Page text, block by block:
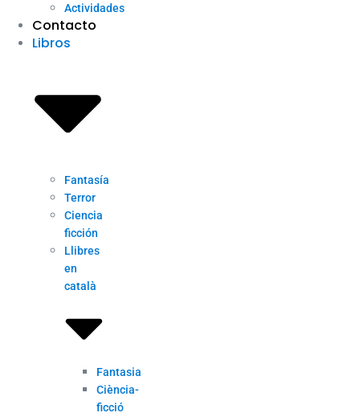
Actividades
Contacto
Libros
Fantasía
Terror
Ciencia
ficción
Llibres
en
català
Fantasia
Ciència-
ficció